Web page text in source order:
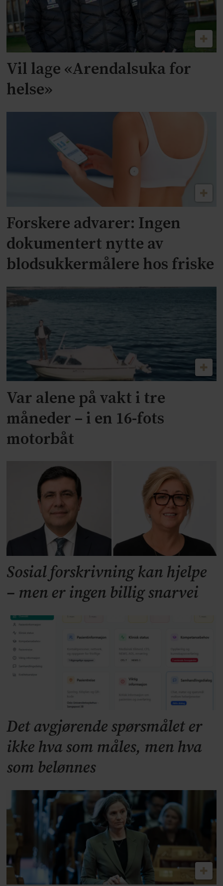
Vil lage «Arendalsuka for
helse»
Forskere advarer: Ingen
dokumentert nytte av
blodsukkermålere hos friske
Var alene på vakt i tre
måneder – i en 16-fots
motorbåt
Sosial forskrivning kan hjelpe
– men er ingen billig snarvei
Det avgjørende spørsmålet er
ikke hva som måles, men hva
som belønnes